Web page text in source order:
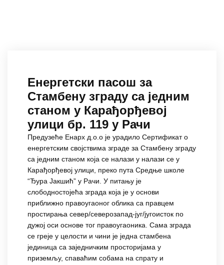
Енергетски пасош за
Стамбену зграду са једним
станом у Карађорђевој
улици бр. 119 у Рачи
Предузеће Енарх д.о.о је урадило Сертификат о
енергетским својствима зграде за Стамбену зграду
са једним станом која се налази у налази се у
Карађорђевој улици, преко пута Средње школе
“Ђура Јакшић” у Рачи. У питању је
слободностојећа зграда која је у основи
приближно правоугаоног облика са правцем
простирања север/северозапад-југ/југоисток по
дужој оси основе тог правоугаоника. Сама зграда
се греје у целости и чини је једна стамбена
јединица са заједничким просторијама у
приземљу, спаваћим собама на спрату и